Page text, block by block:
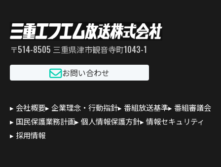
〒514-8505 三重県津市観音寺町1043-1
お問い合わせ
会社概要 企業理念・行動指針 番組放送基準 番組審議会
国民保護業務計画 個人情報保護方針 情報セキュリティ
採用情報